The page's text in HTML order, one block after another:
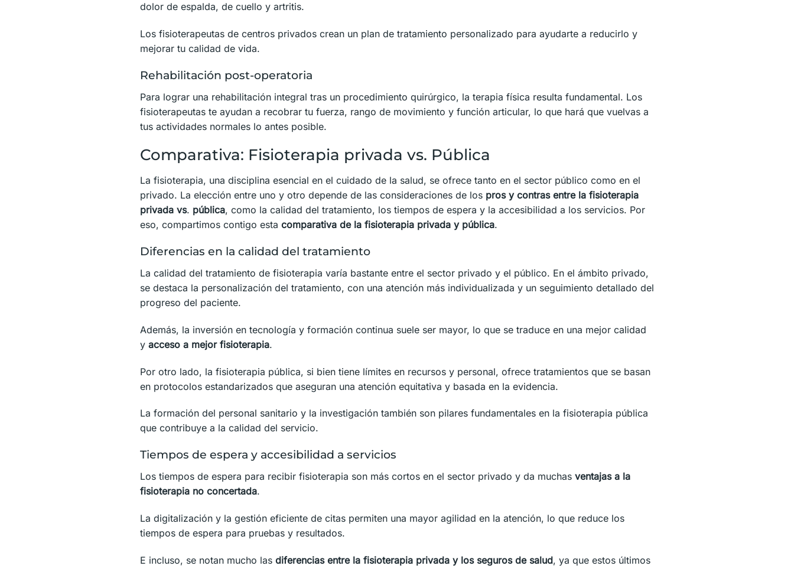
dolor de espalda, de cuello y artritis.
Los fisioterapeutas de centros privados crean un plan de tratamiento personalizado para ayudarte a reducirlo y
mejorar tu calidad de vida.
Rehabilitación post-operatoria
Para lograr una rehabilitación integral tras un procedimiento quirúrgico, la terapia física resulta fundamental. Los
fisioterapeutas te ayudan a recobrar tu fuerza, rango de movimiento y función articular, lo que hará que vuelvas a
tus actividades normales lo antes posible.
Comparativa: Fisioterapia privada vs. Pública
La fisioterapia, una disciplina esencial en el cuidado de la salud, se ofrece tanto en el sector público como en el
privado. La elección entre uno y otro depende de las consideraciones de los pros y contras entre la fisioterapia
privada vs. pública, como la calidad del tratamiento, los tiempos de espera y la accesibilidad a los servicios. Por
eso, compartimos contigo esta comparativa de la fisioterapia privada y pública.
Diferencias en la calidad del tratamiento
La calidad del tratamiento de fisioterapia varía bastante entre el sector privado y el público. En el ámbito privado,
se destaca la personalización del tratamiento, con una atención más individualizada y un seguimiento detallado del
progreso del paciente.
Además, la inversión en tecnología y formación continua suele ser mayor, lo que se traduce en una mejor calidad
y acceso a mejor fisioterapia.
Por otro lado, la fisioterapia pública, si bien tiene límites en recursos y personal, ofrece tratamientos que se basan
en protocolos estandarizados que aseguran una atención equitativa y basada en la evidencia.
La formación del personal sanitario y la investigación también son pilares fundamentales en la fisioterapia pública
que contribuye a la calidad del servicio.
Tiempos de espera y accesibilidad a servicios
Los tiempos de espera para recibir fisioterapia son más cortos en el sector privado y da muchas ventajas a la
fisioterapia no concertada.
La digitalización y la gestión eficiente de citas permiten una mayor agilidad en la atención, lo que reduce los
tiempos de espera para pruebas y resultados.
E incluso, se notan mucho las diferencias entre la fisioterapia privada y los seguros de salud, ya que estos últimos